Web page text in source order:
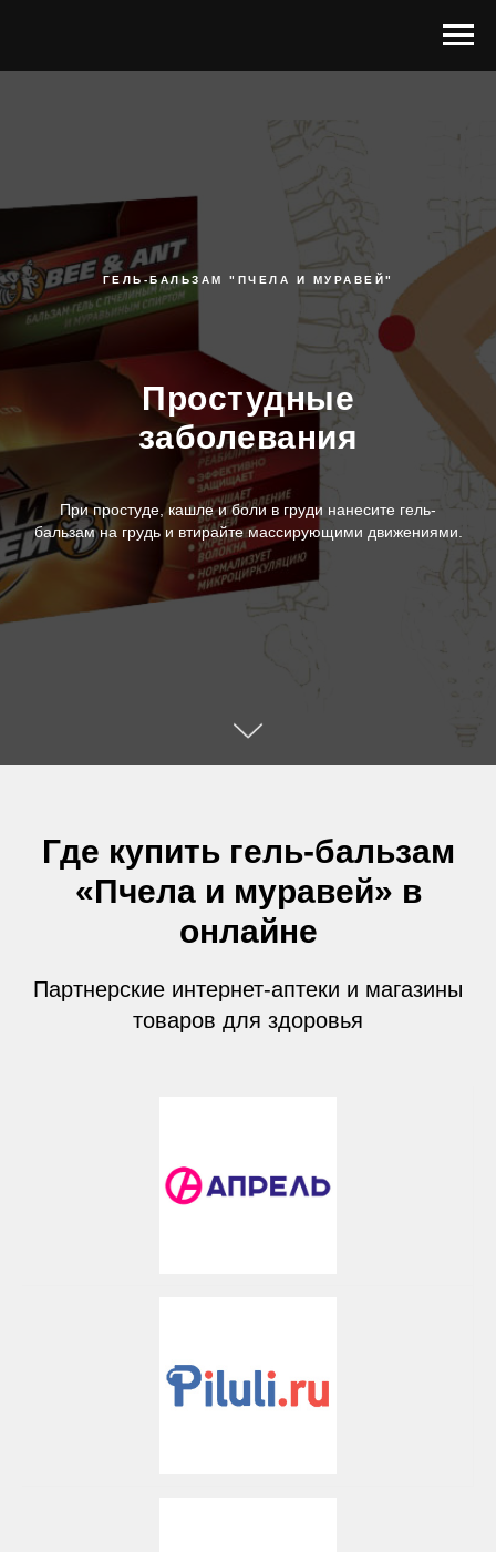
ГЕЛЬ-БАЛЬЗАМ "ПЧЕЛА И МУРАВЕЙ"
Простудные
заболевания
При простуде, кашле и боли в груди нанесите гель-
бальзам на грудь и втирайте массирующими движениями.
Где купить гель-бальзам
«Пчела и муравей» в
онлайне
Партнерские интернет-аптеки и магазины
товаров для здоровья